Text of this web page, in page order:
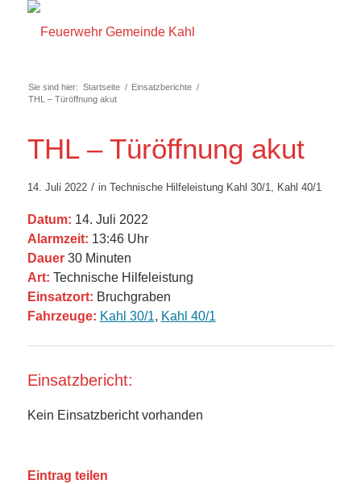
Sie sind hier: Startseite / Einsatzberichte /
THL – Türöffnung akut
THL – Türöffnung akut
14. Juli 2022 / in Technische Hilfeleistung Kahl 30/1, Kahl 40/1
Datum: 14. Juli 2022
Alarmzeit: 13:46 Uhr
Dauer30 Minuten
Art: Technische Hilfeleistung
Einsatzort: Bruchgraben
Fahrzeuge: Kahl 30/1, Kahl 40/1
Einsatzbericht:
Kein Einsatzbericht vorhanden
Eintrag teilen